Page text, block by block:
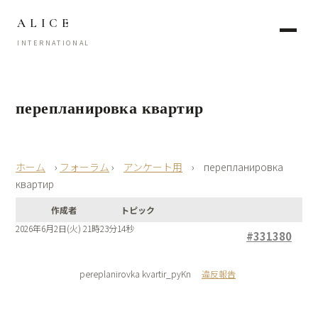
ALICE
INTERNATIONAL
перепланировка квартир
› フォーラム › アンケート用 ›
перепланировка
квартир
作成者
トピック
2026年6月2日(火) 21時23分14秒
#331380
pereplanirovka kvartir_pyKn 違反報告